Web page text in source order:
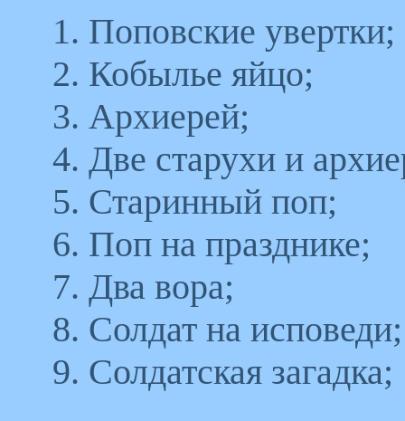
1. Поповские увертки;
2. Кобылье яйцо;
3. Архиерей;
4. Две старухи и
5. Старинный поп;
6. Поп на празднике;
7. Два вора;
8. Солдат на исповеди;
9. Солдатская загадка;